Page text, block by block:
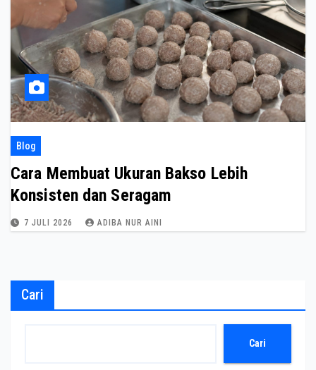
Blog
Cara Membuat Ukuran Bakso Lebih
Konsisten dan Seragam
7 JULI 2026 ADIBA NUR AINI
Cari
Cari